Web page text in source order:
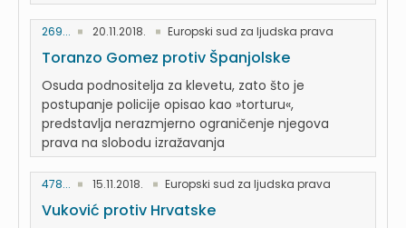
269... 20.11.2018. Europski sud za ljudska prava
Toranzo Gomez protiv Španjolske
Osuda podnositelja za klevetu, zato što je
postupanje policije opisao kao »torturu«,
predstavlja nerazmjerno ograničenje njegova
prava na slobodu izražavanja
478... 15.11.2018. Europski sud za ljudska prava
Vuković protiv Hrvatske